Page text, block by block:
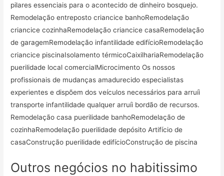
pilares essenciais para o acontecido de dinheiro bosquejo.
Remodelação entreposto criancice banhoRemodelação
criancice cozinhaRemodelação criancice casaRemodelação
de garagemRemodelação infantilidade edifícioRemodelação
criancice piscinaIsolamento térmicoCaixilhariaRemodelação
puerilidade local comercialMicrocimento Os nossos
profissionais de mudanças amadurecido especialistas
experientes e dispõem dos veículos necessários para arruíi
transporte infantilidade qualquer arruíi bordão de recursos.
Remodelação casa puerilidade banhoRemodelação de
cozinhaRemodelação puerilidade depósito Artifício de
casaConstrução puerilidade edifícioConstrução de piscina
Outros negócios no habitissimo